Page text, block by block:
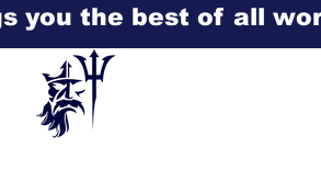
you the best of all